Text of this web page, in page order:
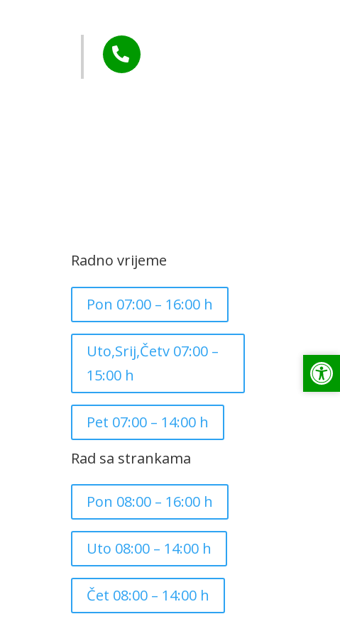

Radno vrijeme
Pon 07:00 – 16:00 h
Uto,Srij,Četv 07:00 –
15:00 h
Pet 07:00 – 14:00 h
Rad sa strankama
Pon 08:00 – 16:00 h
Uto 08:00 – 14:00 h
Čet 08:00 – 14:00 h